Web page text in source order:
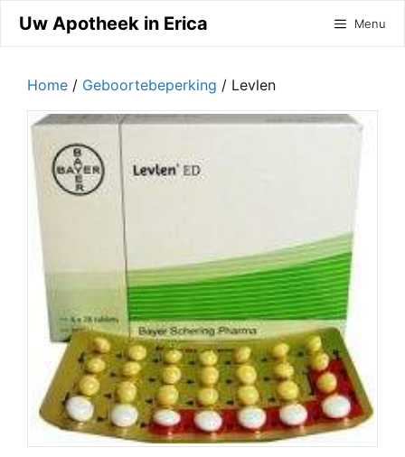
naar
inhoud
Uw Apotheek in Erica Menu
Home / Geboortebeperking / Levlen